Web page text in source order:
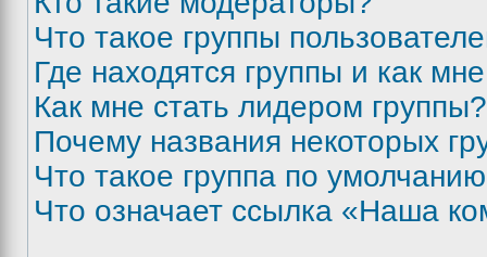
Что такое группы
Где находятся группы и как
Как мне стать лидером группы?
Почему названия некоторых
Что такое группа по
Что означает ссылка «Наша